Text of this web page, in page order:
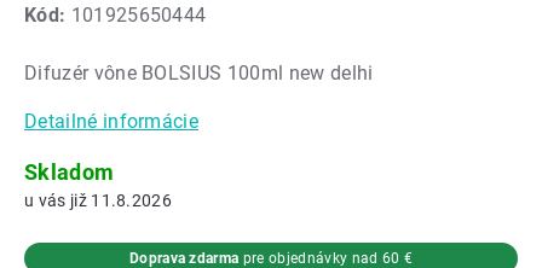
Kód: 101925650444
produktu
0,0
5
hviezdičiek.
Difuzér vône BOLSIUS 100ml new delhi
Detailné informácie
Skladom
11.8.2026
Doprava zdarma pre objednávky nad 60 €